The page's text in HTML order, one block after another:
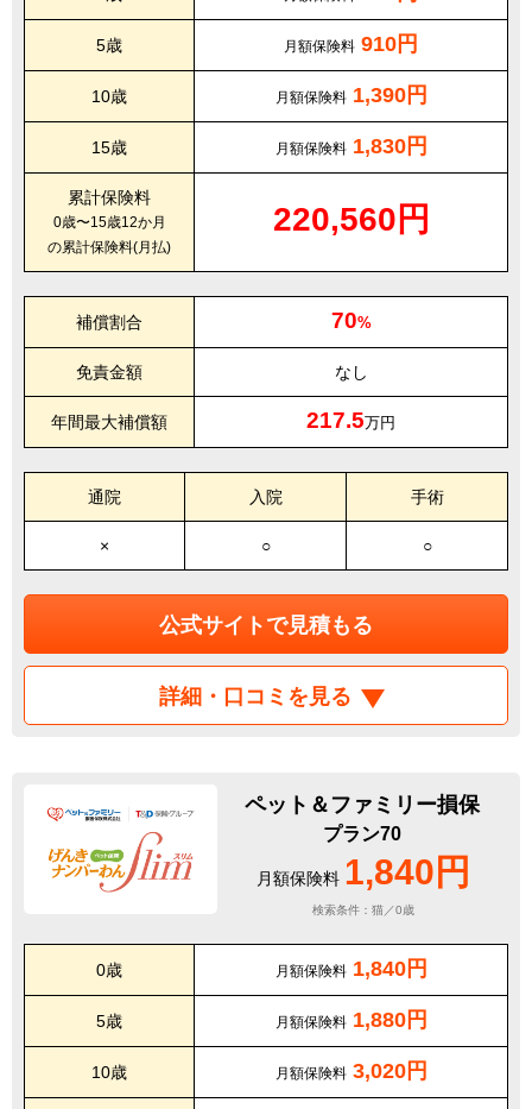
5歳 月額保険料 910円
10歳 月額保険料 1,390円
15歳 月額保険料 1,830円
累計保険料
0歳〜15歳12か月
の累計保険料(月払)
220,560円
補償割合 70%
免責金額 なし
年間最大補償額 217.5万円
通院 入院 手術
× ○ ○
公式サイトで見積もる
詳細・口コミを見る
ペット＆ファミリー損保
プラン70
月額保険料 1,840円
検索条件：猫／0歳
0歳 月額保険料 1,840円
5歳 月額保険料 1,880円
10歳 月額保険料 3,020円